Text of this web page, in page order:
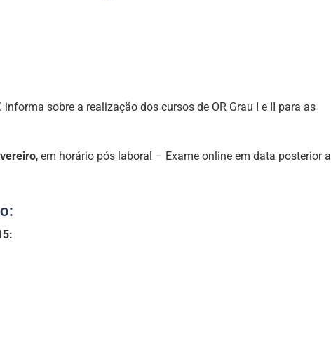
informa sobre a realização dos cursos de OR Grau I e II para as
, em horário pós laboral – Exame online em data posterior a